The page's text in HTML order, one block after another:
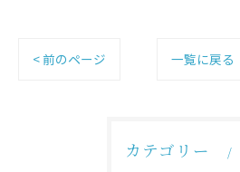
< 前のページ 一覧に戻る
カテゴリー